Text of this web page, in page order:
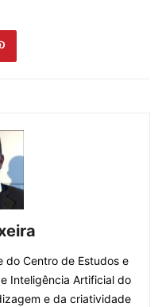
do Centro de Estudos e
Inteligência Artificial do
e da criatividade